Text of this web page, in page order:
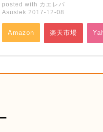
posted with カエレバ
Asustek 2017-12-08
Amazon 楽天市場